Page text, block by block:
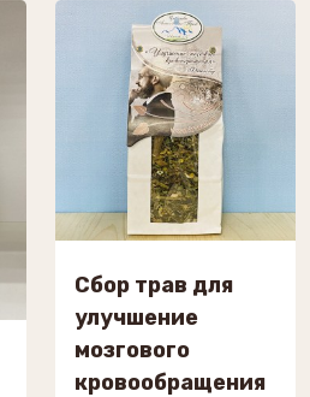
Сбор трав для
улучшение
мозгового
кровообращения